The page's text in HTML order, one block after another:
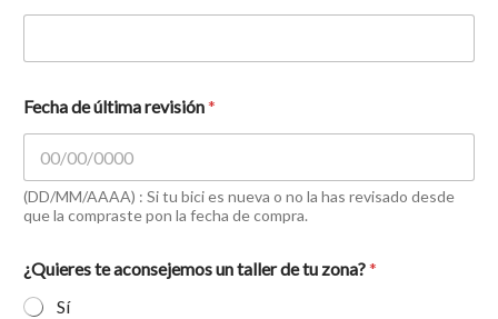
Fecha de última revisión*
(DD/MM/AAAA) : Si tu bici es nueva o no la has revisado desde
que la compraste pon la fecha de compra.
¿Quieres te aconsejemos un taller de tu zona?*
Sí